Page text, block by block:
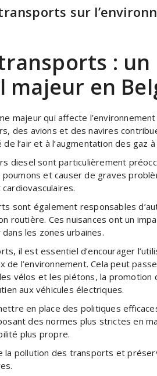
sur
: un
en
majeur qui affecte
des avions et des navires
l’air et à l’augmentation des gaz
diesel sont particulièrement
et causer de graves
sont également responsables
routière. Ces nuisances ont un
les zones urbaines.
il est essentiel d’encourager
l’environnement. Cela peut
vélos et les piétons, la promotion
aux véhicules électriques.
en place des politiques
des normes plus strictes en
plus propre.
la pollution des transports et